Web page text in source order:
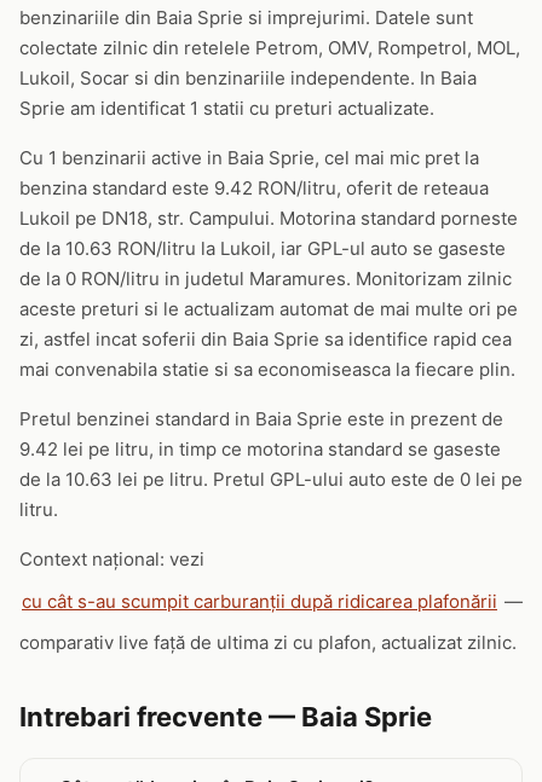
benzinariile din Baia Sprie si imprejurimi. Datele sunt
colectate zilnic din retelele Petrom, OMV, Rompetrol, MOL,
Lukoil, Socar si din benzinariile independente. In Baia
Sprie am identificat 1 statii cu preturi actualizate.
Cu 1 benzinarii active in Baia Sprie, cel mai mic pret la
benzina standard este 9.42 RON/litru, oferit de reteaua
Lukoil pe DN18, str. Campului. Motorina standard porneste
de la 10.63 RON/litru la Lukoil, iar GPL-ul auto se gaseste
de la 0 RON/litru in judetul Maramures. Monitorizam zilnic
aceste preturi si le actualizam automat de mai multe ori pe
zi, astfel incat soferii din Baia Sprie sa identifice rapid cea
mai convenabila statie si sa economiseasca la fiecare plin.
Pretul benzinei standard in Baia Sprie este in prezent de
9.42 lei pe litru, in timp ce motorina standard se gaseste
de la 10.63 lei pe litru. Pretul GPL-ului auto este de 0 lei pe
litru.
Context național: vezi
cu cât s-au scumpit carburanții după ridicarea plafonării —
comparativ live față de ultima zi cu plafon, actualizat zilnic.
Intrebari frecvente — Baia Sprie